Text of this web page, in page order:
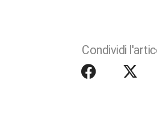
Condividi